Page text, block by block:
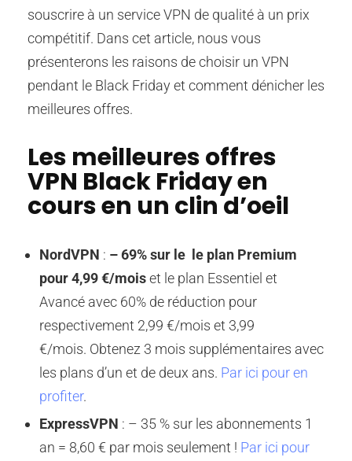
souscrire à un service VPN de qualité à un prix
compétitif. Dans cet article, nous vous
présenterons les raisons de choisir un VPN
pendant le Black Friday et comment dénicher les
meilleures offres.
Les meilleures offres
VPN Black Friday en
cours en un clin d’oeil
NordVPN : – 69% sur le le plan Premium
pour 4,99 €/moiset le plan Essentiel et
Avancé avec 60% de réduction pour
respectivement 2,99 €/mois et 3,99
€/mois. Obtenez 3 mois supplémentaires avec
les plans d’un et de deux ans. Par ici pour en
profiter.
ExpressVPN : – 35 % sur les abonnements 1
an = 8,60 € par mois seulement ! Par ici pour